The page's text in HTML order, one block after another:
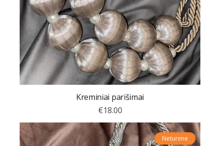
Kreminiai parišimai
€18.00
Neturime